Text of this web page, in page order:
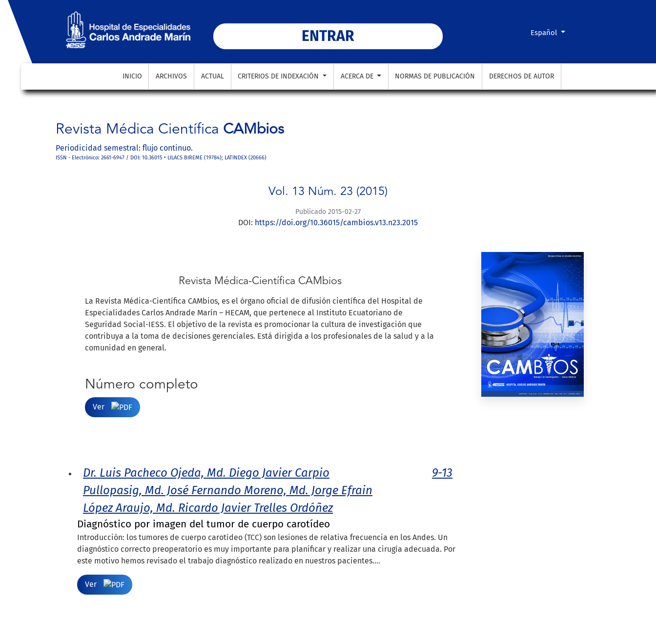
Cambiar el idioma. El actual es:
Español
ENTRAR
INICIO ARCHIVOS ACTUAL CRITERIOS DE INDEXACIÓN ACERCA DE NORMAS DE PUBLICACIÓN DERECHOS DE AUTOR
Revista Médica Científica CAMbios
Periodicidad semestral: flujo continuo.
ISSN - Electrónico: 2661-6947 / DOI: 10.36015 • LILACS BIREME (19784); LATINDEX (20666)
Vol. 13 Núm. 23 (2015)
Publicado 2015-02-27
DOI: https://doi.org/10.36015/cambios.v13.n23.2015
Revista Médica-Científica CAMbios
La Revista Médica-Científica CAMbios, es el órgano oficial de difusión científica del Hospital de
Especialidades Carlos Andrade Marín – HECAM, que pertenece al Instituto Ecuatoriano de
Seguridad Social-IESS. El objetivo de la revista es promocionar la cultura de investigación que
contribuya a la toma de decisiones gerenciales. Está dirigida a los profesionales de la salud y a la
comunidad en general.
Número completo
Ver
Dr. Luis Pacheco Ojeda, Md. Diego Javier Carpio
Pullopasig, Md. José Fernando Moreno, Md. Jorge Efrain
López Araujo, Md. Ricardo Javier Trelles Ordóñez
9-13
Diagnóstico por imagen del tumor de cuerpo carotídeo
Introducción: los tumores de cuerpo carotídeo (TCC) son lesiones de relativa frecuencia en los Andes. Un
diagnóstico correcto preoperatorio es muy importante para planificar y realizar una cirugía adecuada. Por
este motivo hemos revisado el trabajo diagnóstico realizado en nuestros pacientes....
Ver